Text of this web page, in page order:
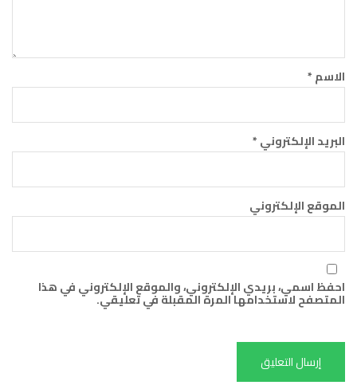
الاسم*
البريد الإلكتروني*
الموقع الإلكتروني
احفظ اسمي، بريدي الإلكتروني، والموقع الإلكتروني في هذا
المتصفح لاستخدامها المرة المقبلة في تعليقي.